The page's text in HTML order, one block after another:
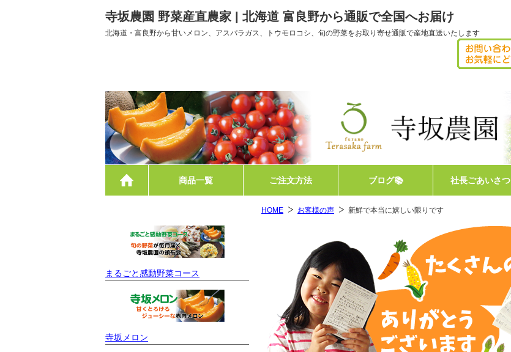
寺坂農園 野菜産直農家 | 北海道 富良野から通販で全国へお届け
北海道・富良野から甘いメロン、アスパラガス、トウモロコシ、旬の野菜をお取り寄せ通販で産地直送いたします
商品一覧
ご注文方法 ブログ📚 社長ごあいさつ
HOME お客様の声 新鮮で本当に嬉しい限りです
まるごと感動野菜コース
寺坂メロン